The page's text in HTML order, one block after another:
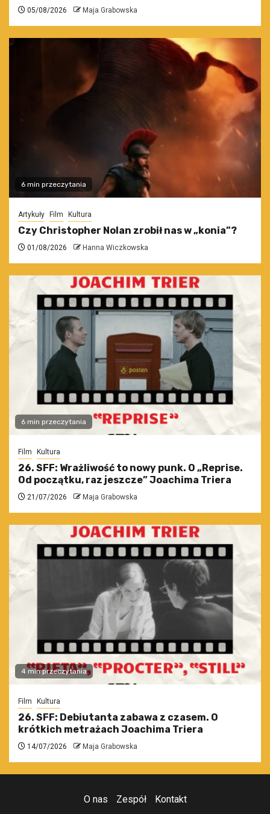
05/08/2026 Maja Grabowska
6 min przeczytania
Artykuły Film Kultura
Czy Christopher Nolan zrobił nas w „konia”?
01/08/2026 Hanna Wiczkowska
6 min przeczytania
Film Kultura
26. SFF: Wrażliwość to nowy punk. O „Reprise.
Od początku, raz jeszcze” Joachima Triera
21/07/2026 Maja Grabowska
4 min przeczytania
Film Kultura
26. SFF: Debiutanta zabawa z czasem. O
krótkich metrażach Joachima Triera
14/07/2026 Maja Grabowska
O nas Zespół Kontakt